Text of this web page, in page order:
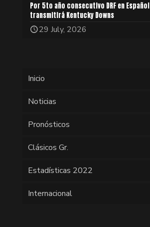
Por 5to año consecutivo DRF en Español
transmitirá Kentucky Downs
29 July, 2026
Inicio
Noticias
Pronósticos
Clásicos Gr.
Estadísticas 2022
Internacional